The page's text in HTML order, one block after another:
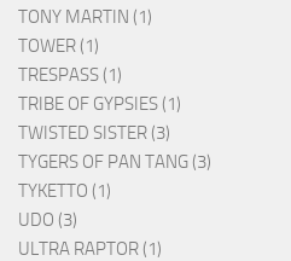
TONY MARTIN (1)
TOWER (1)
TRESPASS (1)
TRIBE OF GYPSIES (1)
TWISTED SISTER (3)
TYGERS OF PAN TANG (3)
TYKETTO (1)
UDO (3)
ULTRA RAPTOR (1)